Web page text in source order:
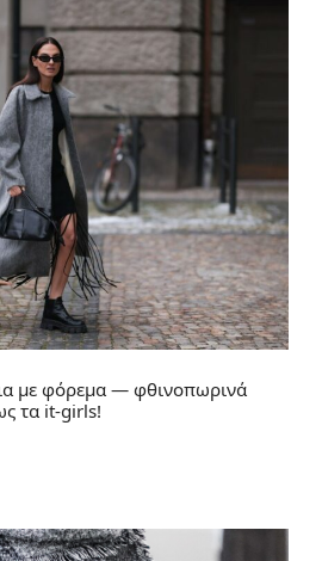
με φόρεμα — φθινοπωρινά
τα it-girls!